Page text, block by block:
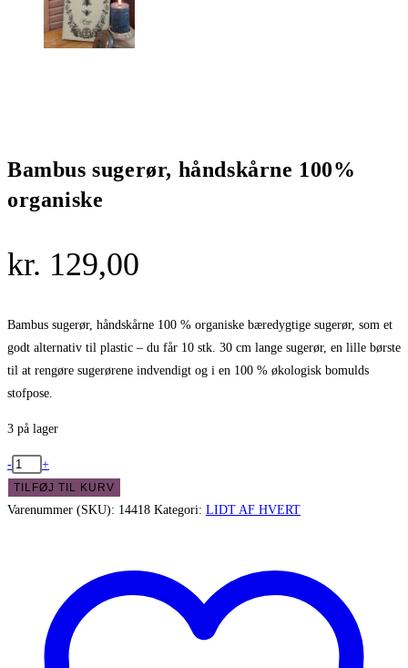
Bambus sugerør, håndskårne 100%
organiske
kr. 129,00
Bambus sugerør, håndskårne 100 % organiske bæredygtige sugerør, som et
godt alternativ til plastic – du får 10 stk. 30 cm lange sugerør, en lille børste
til at rengøre sugerørene indvendigt og i en 100 % økologisk bomulds
stofpose.
3 på lager
Bambus
sugerør,
håndskårne
- +
TILFØJ TIL KURV
Varenummer (SKU): 14418 Kategori: LIDT AF HVERT